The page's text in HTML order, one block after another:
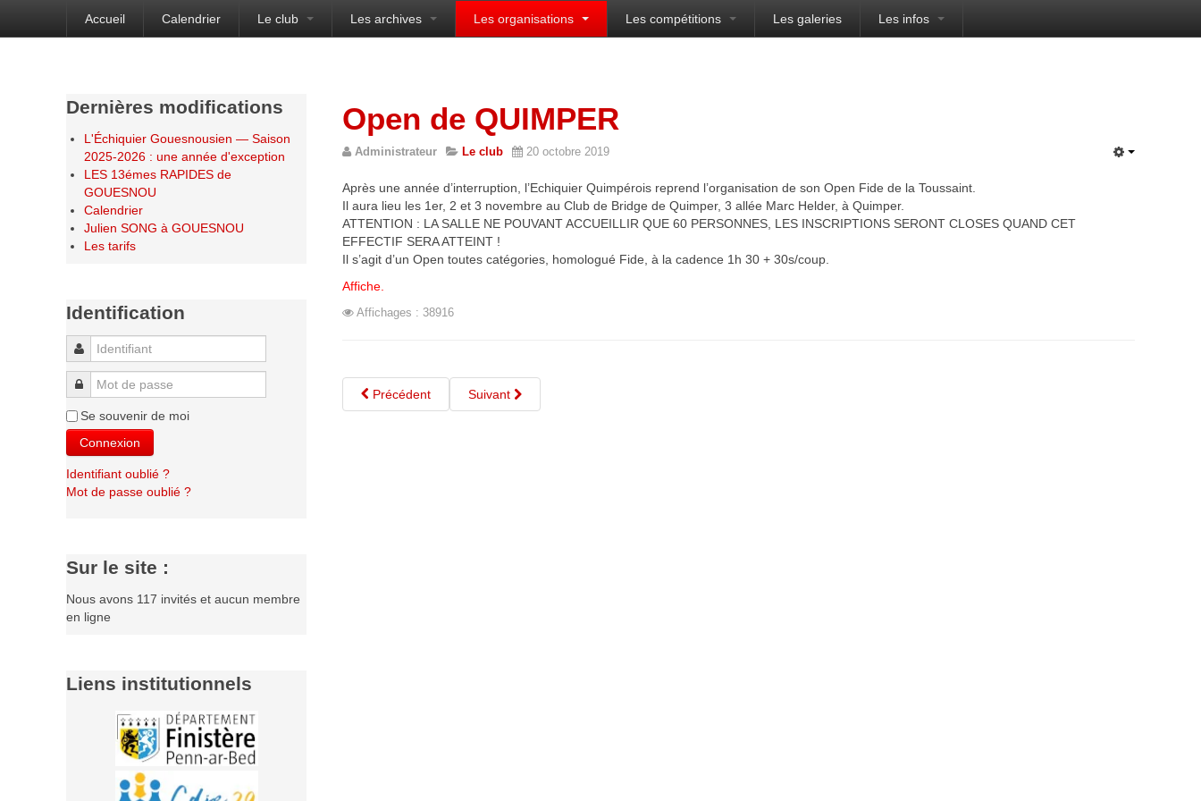
Bienvenue sur le site de l'Échiquier Gouesnousien
Accueil Calendrier Le club Les archives Les organisations Les compétitions Les galeries Les infos
Open de QUIMPER
Administrateur Le club 20 octobre 2019
Après une année d’interruption, l’Echiquier Quimpérois reprend l’organisation de son Open Fide de la Toussaint.
Il aura lieu les 1er, 2 et 3 novembre au Club de Bridge de Quimper, 3 allée Marc Helder, à Quimper.
ATTENTION : LA SALLE NE POUVANT ACCUEILLIR QUE 60 PERSONNES, LES INSCRIPTIONS SERONT CLOSES QUAND CET
EFFECTIF SERA ATTEINT !
Il s’agit d’un Open toutes catégories, homologué Fide, à la cadence 1h 30 + 30s/coup.
Affiche.
Affichages : 38916
Précédent Suivant
Dernières modifications
L'Échiquier Gouesnousien — Saison
2025-2026 : une année d'exception
LES 13émes RAPIDES de
GOUESNOU
Calendrier
Julien SONG à GOUESNOU
Les tarifs
Identification
Identifiant
Mot de passe
Se souvenir de moi
Connexion
Identifiant oublié ?
Mot de passe oublié ?
Sur le site :
Nous avons 117 invités et aucun membre
en ligne
Liens institutionnels